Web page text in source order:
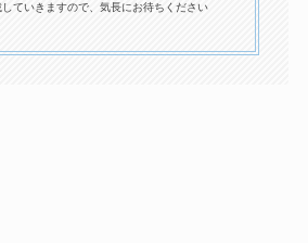
ていきますので、気長にお待ちください